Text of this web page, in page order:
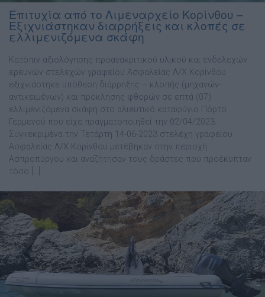
Επιτυχία από το Λιμεναρχείο Κορίνθου –
Εξιχνιάστηκαν διαρρήξεις και κλοπές σε
ελλιμενιζόμενα σκάφη
Κατόπιν αξιολόγησης προανακριτικού υλικού και ενδελεχών
ερευνών στελεχών γραφείου Ασφαλείας Λ/Χ Κορίνθου
εξιχνιάστηκε υπόθεση διάρρηξης – κλοπής (μηχανών-
αντικειμένων) και πρόκλησης φθορών σε επτά (07)
ελλιμενιζόμενα σκάφη στo αλιευτικό καταφύγιο Πόρτο
Γερμενού που είχε πραγματοποιηθεί την 02/04/2023.
Συγκεκριμένα την Τετάρτη 14-06-2023 στελέχη γραφείου
Ασφαλείας Λ/Χ Κορίνθου μετέβηκαν στην περιοχή
Ασπροπύργου και αναζήτησαν τους δράστες που προέκυπταν
τόσο […]